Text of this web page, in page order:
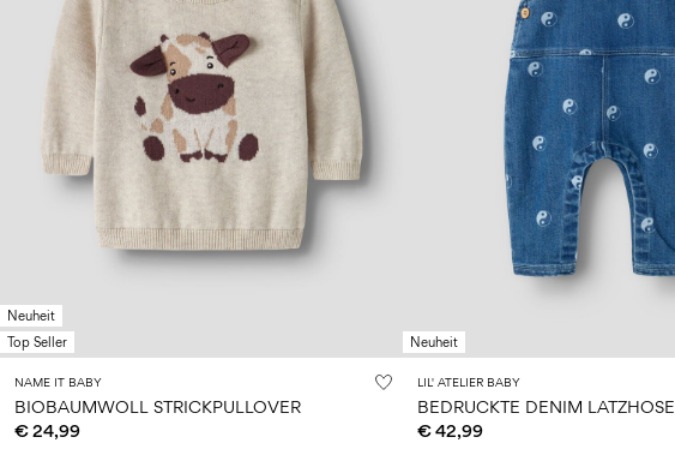
Neuheit
Top Seller
NAME IT BABY
BIOBAUMWOLL STRICKPULLOVER
€ 24,99
Neuheit
LIL' ATELIER BABY
BEDRUCKTE DENIM LATZHOSE
€ 42,99